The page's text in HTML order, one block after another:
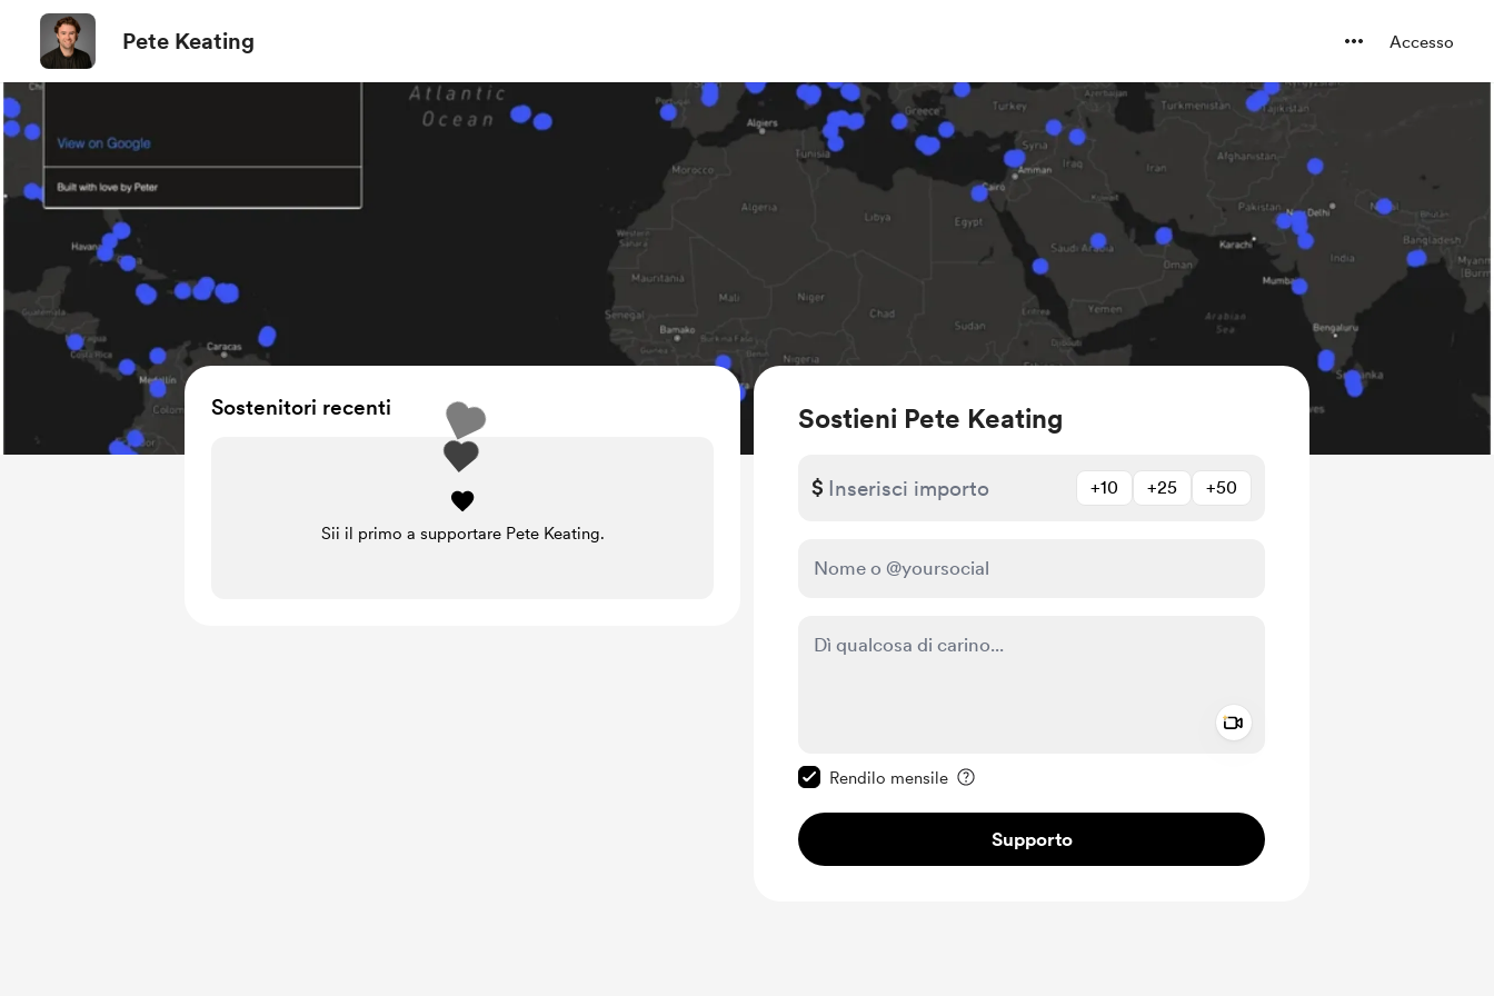
Pete Keating Accesso
Sostieni Pete Keating
$ +10 +25 +50
Rendilo mensile
Supporto
Sostenitori recenti
Sii il primo a supportare Pete Keating.